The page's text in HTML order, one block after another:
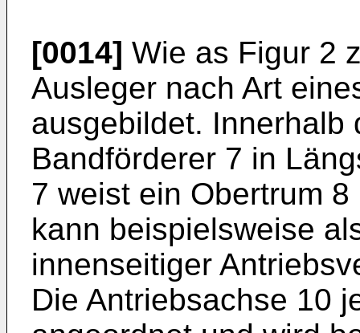
[0014] Wie as Figur 2
Ausleger nach Art
ausgebildet. Innerhalb
Bandförderer 7 in
7 weist ein Obertrum
kann beispielsweise
innenseitiger
Die Antriebsachse 10